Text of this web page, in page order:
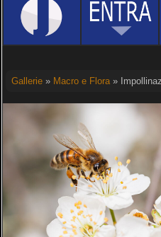
Gallerie» Macro e Flora»